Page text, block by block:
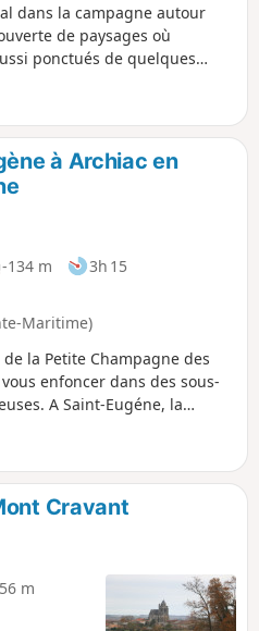
dans la campagne autour
de paysages où
ponctués de quelques
à la rencontre du
à Archiac en
-134 m
3h 15
Maritime)
la Petite Champagne des
enfoncer dans des sous-
A Saint-Eugéne, la
sur le vignoble.
Cravant
m